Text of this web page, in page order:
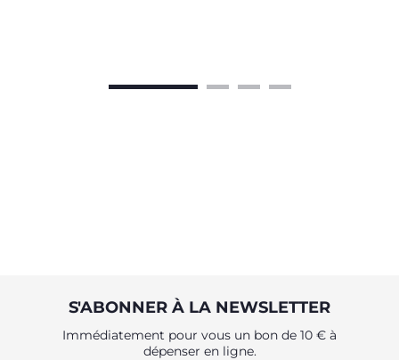
S'ABONNER À LA NEWSLETTER
Immédiatement pour vous un bon de 10 € à
dépenser en ligne.